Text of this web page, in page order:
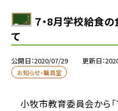
７・8月学校給食
て
公開日 2020/07/29 更新日
お知らせ・職員室
小牧市教育委員会から「